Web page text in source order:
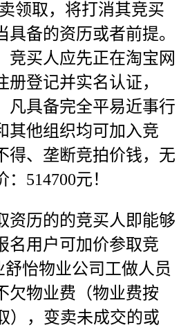
领取，将打消其竞买
备的资历或者前提。
竞买人应先正在淘宝网
登记并实名认证，
凡具备完全平易近事行
其他组织均可加入竞
得、垄断竞拍价钱，无
514700元！
历的的竞买人即能够
名用户可加价参取竞
怡物业公司工做人员
欠物业费（物业费按
），变卖未成交的或